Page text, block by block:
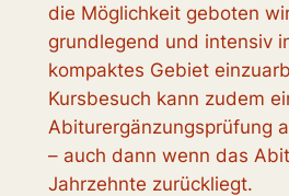
die Möglichkeit geboten
grundlegend und intensiv
kompaktes Gebiet
Kursbesuch kann zudem
Abiturergänzungsprüfung
– auch dann wenn das
Jahrzehnte zurückliegt.